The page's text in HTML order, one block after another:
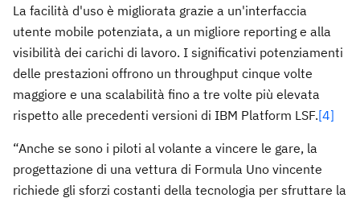
La facilità d'uso è migliorata grazie a un'interfaccia
utente mobile potenziata, a un migliore reporting e alla
visibilità dei carichi di lavoro. I significativi potenziamenti
delle prestazioni offrono un throughput cinque volte
maggiore e una scalabilità fino a tre volte più elevata
rispetto alle precedenti versioni di IBM Platform LSF.[4]
“Anche se sono i piloti al volante a vincere le gare, la
progettazione di una vettura di Formula Uno vincente
richiede gli sforzi costanti della tecnologia per sfruttare la